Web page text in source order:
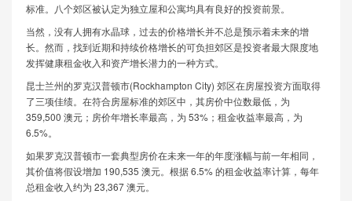
标准。八个郊区被认定为独立屋和公寓均具有良好的投资前景。
当然，没有人拥有水晶球，过去的价格增长并不总是预示着未来的增
长。然而，找到近期和持续价格增长的可负担郊区是投资者最大限度地
发挥健康租金收入和资产增长潜力的一种方式。
昆士兰州的罗克汉普顿市(Rockhampton City) 郊区在房屋投资方面取得
了三项佳绩。在符合房屋标准的郊区中，其房价中位数最低，为
359,500 澳元；房价年增长率最高，为 53%；租金收益率最高，为
6.5%。
如果罗克汉普顿市一套典型房价在未来一年的年度涨幅与前一年相同，
其价值将假设增加 190,535 澳元。根据 6.5% 的租金收益率计算，每年
总租金收入约为 23,367 澳元。